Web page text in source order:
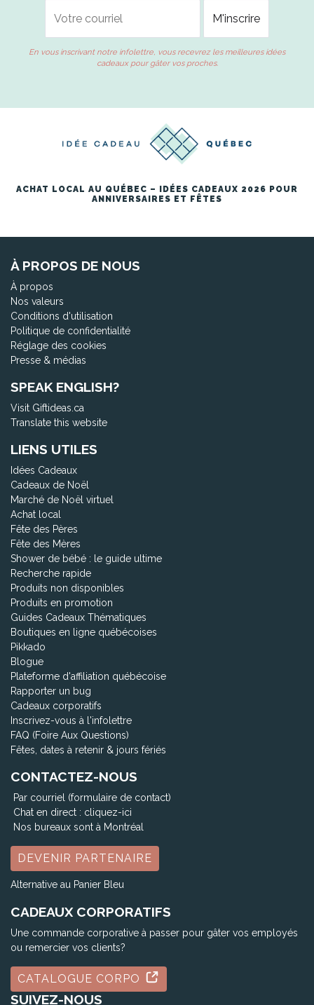
En vous inscrivant notre infolettre, vous recevrez les meilleures idées
cadeaux pour gâter vos proches.
ACHAT LOCAL AU QUÉBEC – IDÉES CADEAUX 2026 POUR
ANNIVERSAIRES ET FÊTES
À PROPOS DE NOUS
À propos
Nos valeurs
Conditions d'utilisation
Politique de confidentialité
Réglage des cookies
Presse & médias
SPEAK ENGLISH?
Visit Giftideas.ca
Translate this website
LIENS UTILES
Idées Cadeaux
Cadeaux de Noël
Marché de Noël virtuel
Achat local
Fête des Pères
Fête des Mères
Shower de bébé : le guide ultime
Recherche rapide
Produits non disponibles
Produits en promotion
Guides Cadeaux Thématiques
Boutiques en ligne québécoises
Pikkado
Blogue
Plateforme d'affiliation québécoise
Rapporter un bug
Cadeaux corporatifs
Inscrivez-vous à l'infolettre
FAQ (Foire Aux Questions)
Fêtes, dates à retenir & jours fériés
CONTACTEZ-NOUS
Par courriel (formulaire de contact)
Chat en direct : cliquez-ici
Nos bureaux sont à Montréal
DEVENIR PARTENAIRE
Alternative au Panier Bleu
CADEAUX CORPORATIFS
Une commande corporative à passer pour gâter vos employés
ou remercier vos clients?
CATALOGUE CORPO
SUIVEZ-NOUS